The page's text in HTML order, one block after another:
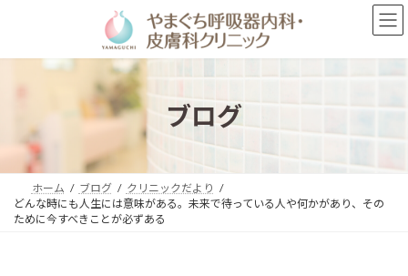
ン
プ
ー
動
ブログ
ホーム ブログ
クリニックだより
どんな時にも人生には意味がある。未来で待っている人や何かがあり、その
ために今すべきことが必ずある